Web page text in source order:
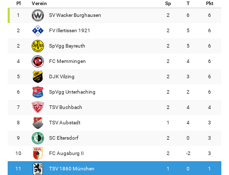
Pl Verein Sp T Pkt
1 SV Wacker Burghausen 2 6 6
2 FV Illertissen 1921 2 5 6
2 SpVgg Bayreuth 2 5 6
4 FC Memmingen 2 4 6
5 DJK Vilzing 2 3 6
6 SpVgg Unterhaching 2 2 6
7 TSV Buchbach 2 4 4
8 TSV Aubstadt 1 4 3
9 SC Eltersdorf 2 0 3
10 FC Augsburg II 2 -2 3
11 TSV 1860 München 1 0 1